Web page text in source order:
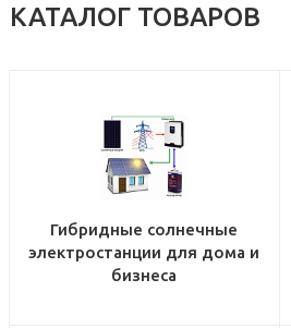
КАТАЛОГ ТОВАРОВ
Гибридные солнечные
электростанции для дома и
бизнеса